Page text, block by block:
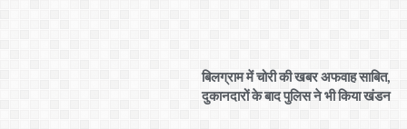
बिलग्राम में चोरी की खबर अफवाह साबित,
दुकानदारों के बाद पुलिस ने भी किया खंडन